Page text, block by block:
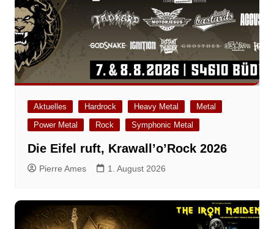
Aktuelles Hardrock Heavy Metal
Metal
Power Metal
Rock Symphonic Metal
Die Eifel ruft, Krawall’o’Rock 2026
Pierre Ames 1. August 2026